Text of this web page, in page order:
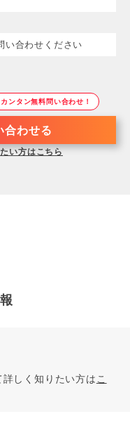
い合わせください
ンタン無料問い合わせ！
合わせる
い方はこちら
しく知りたい方はこ